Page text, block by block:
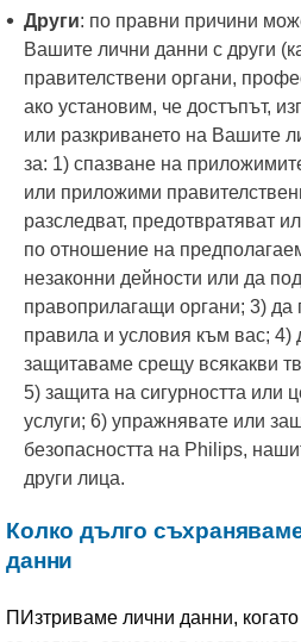
Други: по правни причини
Вашите лични данни с други
правителствени органи,
ако установим, че достъпът,
или разкриването на Вашите
за: 1) спазване на
или приложими
разследват, предотвратяват
по отношение на
незаконни дейности или да
правоприлагащи органи; 3)
правила и условия към вас; 4)
защитаваме срещу всякакви
5) защита на сигурността или
услуги; 6) упражнявате или
безопасността на Philips,
други лица.
Колко дълго
данни
ПИзтриваме лични данни,